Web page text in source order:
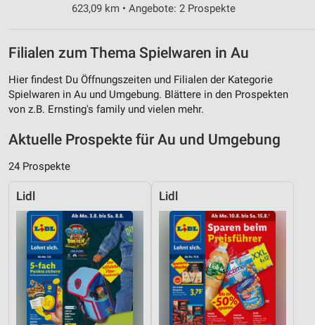
623,09 km • Angebote: 2 Prospekte
Filialen zum Thema Spielwaren in Au
Hier findest Du Öffnungszeiten und Filialen der Kategorie
Spielwaren in Au und Umgebung. Blättere in den Prospekten
von z.B. Ernsting's family und vielen mehr.
Aktuelle Prospekte für Au und Umgebung
24 Prospekte
Lidl Lidl